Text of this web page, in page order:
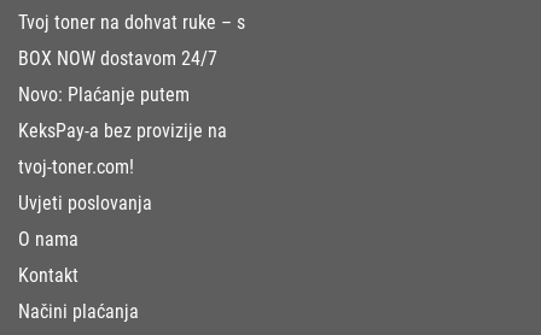
Tvoj toner na dohvat ruke – s
BOX NOW dostavom 24/7
Novo: Plaćanje putem
KeksPay-a bez provizije na
tvoj-toner.com!
Uvjeti poslovanja
O nama
Kontakt
Načini plaćanja